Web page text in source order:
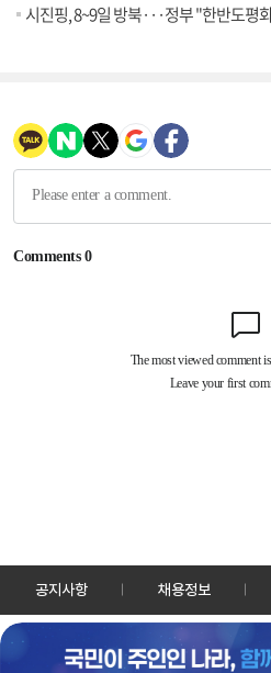
시진핑, 8~9일 방북···정부 "한반도평화
공지사항 채용정보
30128 세종특별자치시 정부2청사
TEL: 044-